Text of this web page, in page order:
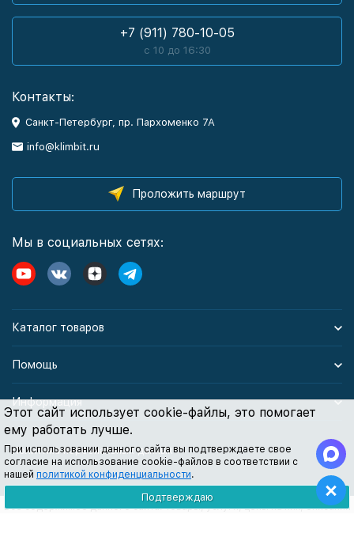
Этот сайт использует cookie-файлы, это помогает
ему работать лучше.
При использовании данного сайта вы подтверждаете свое
согласие на использование cookie-файлов в соответствии с
нашей политикой конфиденциальности.
Подтверждаю
+7 (911) 780-10-05
с 10 до 16:30
Контакты:
Санкт-Петербург, пр. Пархоменко 7А
info@klimbit.ru
Проложить маршрут
Мы в социальных сетях:
Каталог товаров
Помощь
Информация
Политика персональных данных
Все содержимое данного сайта: товары, услуги, цены на них, описания